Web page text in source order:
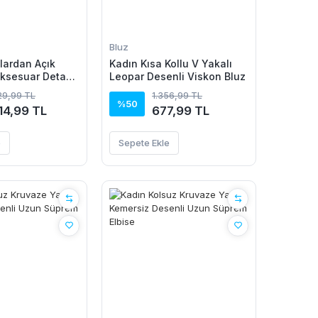
Açık
Detaylı
TL
TL
Bluz
Kadın Kısa Kollu V Yakalı
Leopar Desenli Viskon Bluz
%50
1.356,99 TL
677,99 TL
Sepete Ekle